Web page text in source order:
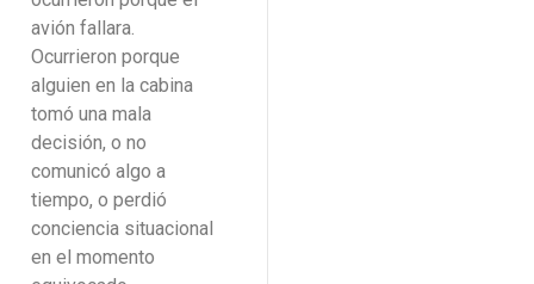
avión fallara.
Ocurrieron porque
alguien en la cabina
tomó una mala
decisión, o no
comunicó algo a
tiempo, o perdió
conciencia situacional
en el momento